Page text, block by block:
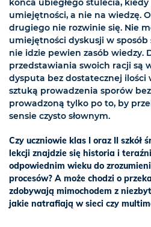
końca ubiegłego stulecia,
umiejętności, a nie na wiedzę.
drugiego nie rozwinie się. Nie
umiejętności dyskusji w sposób
nie idzie pewien zasób wiedzy.
przedstawiania swoich racji są
dysputa bez dostatecznej ilości
sztuką prowadzenia sporów
prowadzoną tylko po to, by
sensie czysto słownym.
Czy uczniowie klas I oraz II szkół
lekcji znajdzie się historia i
odpowiednim wieku do
procesów? A może chodzi o
zdobywają mimochodem z
jakie natrafiają w sieci czy